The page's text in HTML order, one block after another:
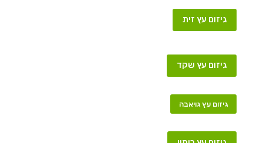
גיזום עץ זית
גיזום עץ שקד
גיזום עץ גויאבה